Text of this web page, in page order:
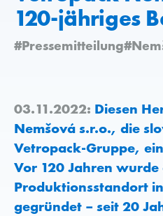
120-jähriges
#Pressemitteilung
03.11.2022: Diesen
Nemšová s.r.o., die
Vetropack-Gruppe,
Vor 120 Jahren wurde
Produktionsstandort
gegründet – seit 20